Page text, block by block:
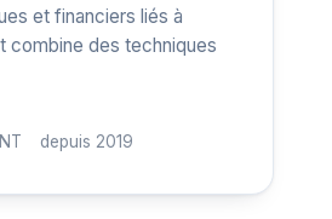
et financiers liés à
combine des techniques
depuis 2019